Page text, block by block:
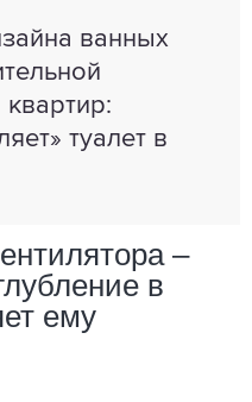
ванных
туалет в
–
в
ему